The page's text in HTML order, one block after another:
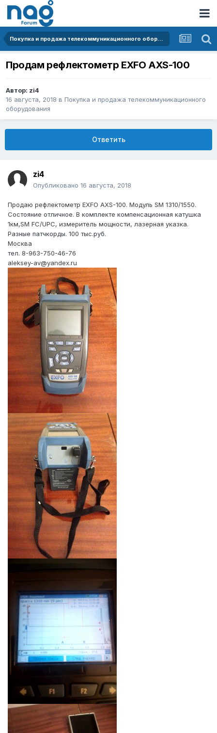
Покупка и продажа телекоммуникационного оборудования
Продам рефлектометр EXFO AXS-100
Автор: zi4
16 августа, 2018 в Покупка и продажа телекоммуникационного
оборудования
Ответить
zi4
Опубликовано 16 августа, 2018
Продаю рефлектометр EXFO AXS-100. Модуль SM 1310/1550.
Cостояние отличное. В комплекте компенсационная катушка
1км,SM FC/UPC, измеритель мощности, лазерная указка.
Разные патчкорды. 100 тыс.руб.
Москва
тел. 8-963-750-46-76
aleksey-av@yandex.ru